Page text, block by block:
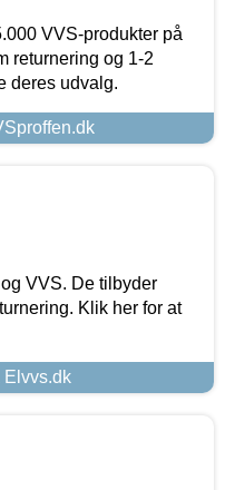
VVS-produkter på
returnering og 1-2
deres udvalg.
VVS. De tilbyder
Klik her for at
Elvvs.dk